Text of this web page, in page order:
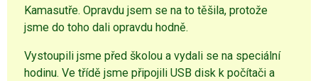
Kamasutře. Opravdu jsem se na to těšila, protože
jsme do toho dali opravdu hodně.
Vystoupili jsme před školou a vydali se na speciální
hodinu. Ve třídě jsme připojili USB disk k počítači a